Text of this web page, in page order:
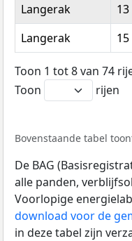
Langerak
13
Langerak
15
Toon 1 tot 8 van 74
Toon
rijen
Bovenstaande tabel
De BAG
alle panden,
Voorlopige
download voor de
in deze tabel zijn